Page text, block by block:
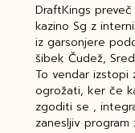
DraftKings
kazino Sg z
iz garsonjere
šibek Čudež,
To vendar izstopi
ogrožati, ker če
zgoditi se ,
zanesljiv program